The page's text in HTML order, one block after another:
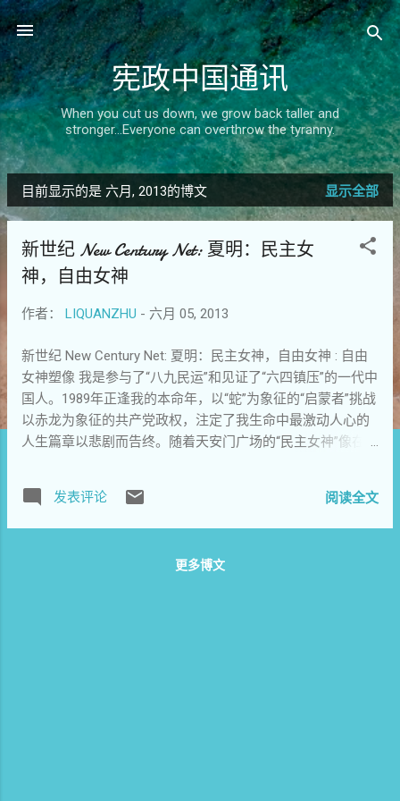
跳至主要内容
宪政中国通讯
When you cut us down, we grow back taller and
stronger...Everyone can overthrow the tyranny.
博
文
目前显示的是 六月, 2013的博文 显示全部
新世纪 New Century Net: 夏明：民主女
神，自由女神
作者： LIQUANZHU - 六月 05, 2013
新世纪 New Century Net: 夏明：民主女神，自由女神 : 自由
女神塑像 我是参与了“八九民运”和见证了“六四镇压”的一代中
国人。1989年正逢我的本命年，以“蛇”为象征的“启蒙者”挑战
以赤龙为象征的共产党政权，注定了我生命中最激动人心的
人生篇章以悲剧而告终。随着天安门广场的“民主女神”像在肆
发表评论 阅读全文
更多博文